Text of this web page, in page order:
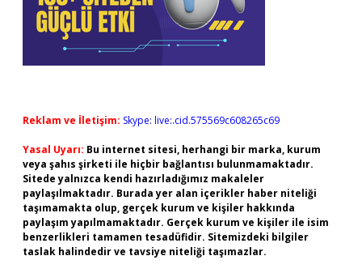
Reklam ve İletişim: Skype: live:.cid.575569c608265c69
Yasal Uyarı: Bu internet sitesi, herhangi bir marka, kurum
veya şahıs şirketi ile hiçbir bağlantısı bulunmamaktadır.
Sitede yalnızca kendi hazırladığımız makaleler
paylaşılmaktadır. Burada yer alan içerikler haber niteliği
taşımamakta olup, gerçek kurum ve kişiler hakkında
paylaşım yapılmamaktadır. Gerçek kurum ve kişiler ile isim
benzerlikleri tamamen tesadüfidir. Sitemizdeki bilgiler
taslak halindedir ve tavsiye niteliği taşımazlar.